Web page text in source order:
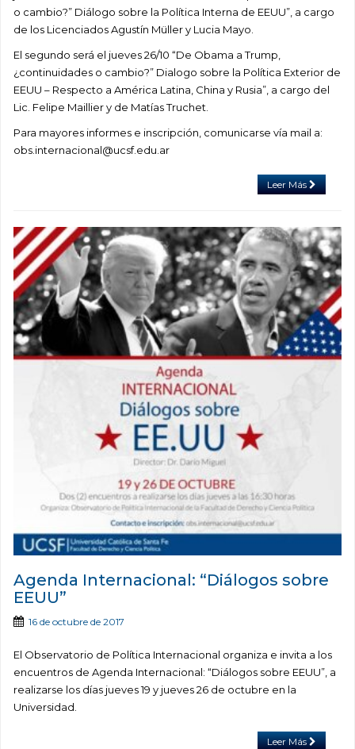
o cambio?” Diálogo sobre la Política Interna de EEUU”, a cargo
de los Licenciados Agustín Müller y Lucia Mayo.
El segundo será el jueves 26/10 “De Obama a Trump,
¿continuidades o cambio?” Dialogo sobre la Política Exterior de
EEUU – Respecto a América Latina, China y Rusia”, a cargo del
Lic. Felipe Maillier y de Matías Truchet.
Para mayores informes e inscripción, comunicarse vía mail a:
obs.internacional@ucsf.edu.ar
Leer Más
Agenda Internacional: “Diálogos sobre
EEUU”
16 de octubre de 2017
El Observatorio de Política Internacional organiza e invita a los
encuentros de Agenda Internacional: “Diálogos sobre EEUU”, a
realizarse los días jueves 19 y jueves 26 de octubre en la
Universidad.
Leer Más